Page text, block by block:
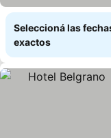
Seleccioná las
exactos